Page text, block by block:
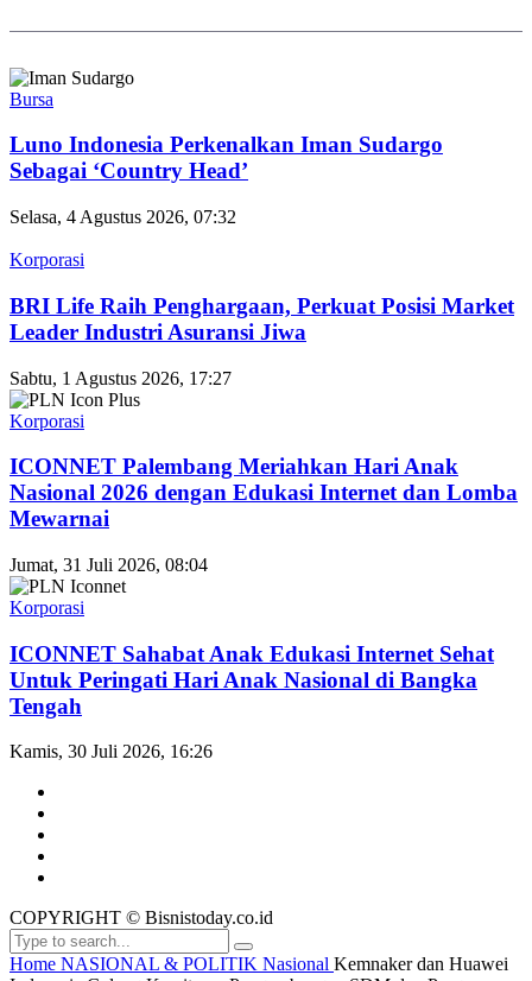
Bursa
Luno Indonesia Perkenalkan Iman Sudargo
Sebagai ‘Country Head’
Selasa, 4 Agustus 2026, 07:32
Korporasi
BRI Life Raih Penghargaan, Perkuat Posisi Market
Leader Industri Asuransi Jiwa
Sabtu, 1 Agustus 2026, 17:27
Korporasi
ICONNET Palembang Meriahkan Hari Anak
Nasional 2026 dengan Edukasi Internet dan Lomba
Mewarnai
Jumat, 31 Juli 2026, 08:04
Korporasi
ICONNET Sahabat Anak Edukasi Internet Sehat
Untuk Peringati Hari Anak Nasional di Bangka
Tengah
Kamis, 30 Juli 2026, 16:26
COPYRIGHT © Bisnistoday.co.id
Home NASIONAL & POLITIK Nasional Kemnaker dan Huawei